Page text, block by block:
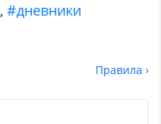
,#дневники
Правила ›